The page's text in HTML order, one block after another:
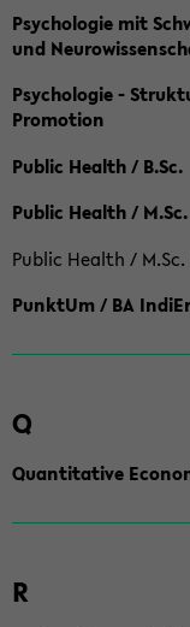
Psychologie mit
und
Psychologie -
Promotion
Public Health / B.Sc.
Public Health / M.Sc.
Public Health /
PunktUm / BA
Q
Quantitative
R